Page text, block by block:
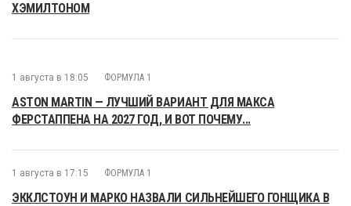
ХЭМИЛТОНОМ
1 августа в 18:05 ФОРМУЛА 1
ASTON MARTIN — ЛУЧШИЙ ВАРИАНТ ДЛЯ МАКСА
ФЕРСТАППЕНА НА 2027 ГОД, И ВОТ ПОЧЕМУ...
1 августа в 17:15 ФОРМУЛА 1
ЭККЛСТОУН И МАРКО НАЗВАЛИ СИЛЬНЕЙШЕГО ГОНЩИКА В